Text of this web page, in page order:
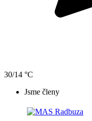
30/14 °C
Jsme členy